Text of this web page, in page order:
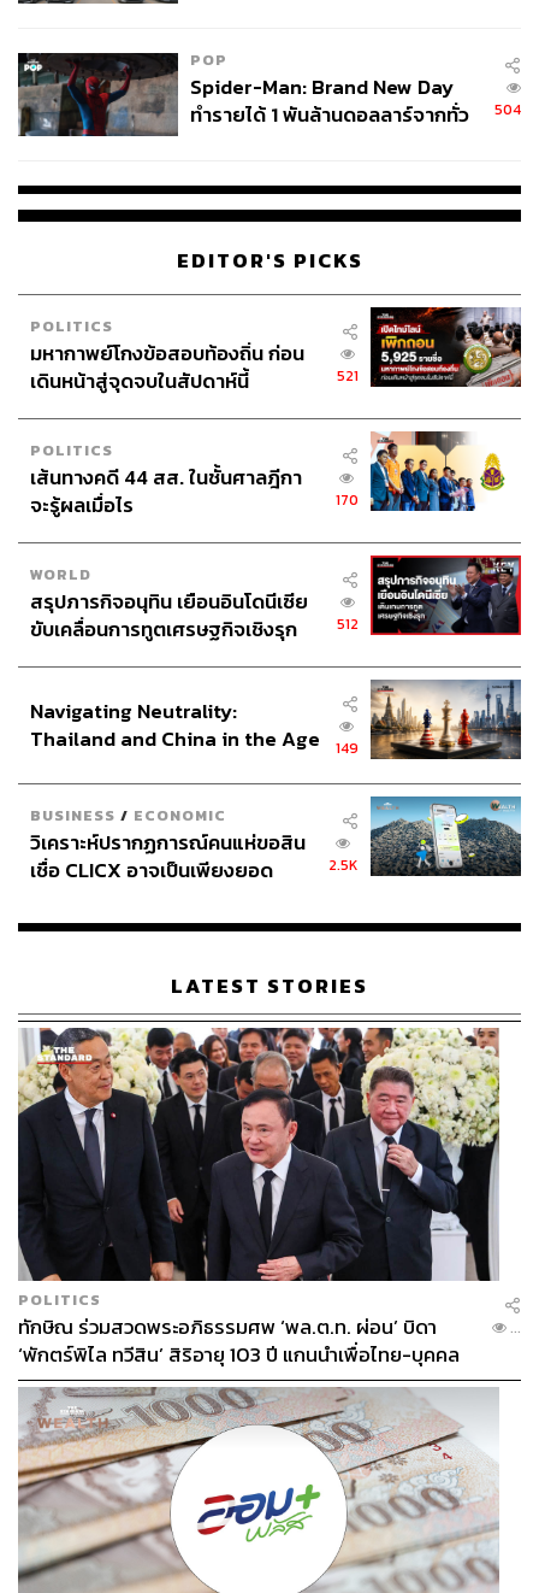
หรือติดตามข่าวสารอัปเดตผ่านทาง Facebook: Mercedes-
Benz Thailand IG:@MercedesBenzThailandและ LINE:
TAGS: Advertorial Mercedes-Benz
รถยนต์
Motor Expo 2024
474
ABOUT THE AUTHOR
THE STANDARD TEAM
กองบรรณาธิการ THE STANDARD
POP
Spider-Man: Brand New Day
ทำรายได้ 1 พันล้านดอลลาร์จากทั่ว
504
EDITOR'S PICKS
POLITICS
มหากาพย์โกงข้อสอบท้องถิ่น ก่อน
เดินหน้าสู่จุดจบในสัปดาห์นี้
521
POLITICS
เส้นทางคดี 44 สส. ในชั้นศาลฎีกา
จะรู้ผลเมื่อไร
170
WORLD
สรุปภารกิจอนุทิน เยือนอินโดนีเซีย
ขับเคลื่อนการทูตเศรษฐกิจเชิงรุก
512
Navigating Neutrality:
Thailand and China in the Age
149
BUSINESS / ECONOMIC
วิเคราะห์ปรากฏการณ์คนแห่ขอสิน
เชื่อ CLICX อาจเป็นเพียงยอด
เรือนไทยที่ถูกซุกไว้
2.5K
LATEST STORIES
POLITICS
ทักษิณ ร่วมสวดพระอภิธรรมศพ ‘พล.ต.ท. ผ่อน’ บิดา
‘พักตร์พิไล ทวีสิน’ สิริอายุ 103 ปี แกนนำเพื่อไทย-บุคคล
หลากวงการร่วมอาลัย
...